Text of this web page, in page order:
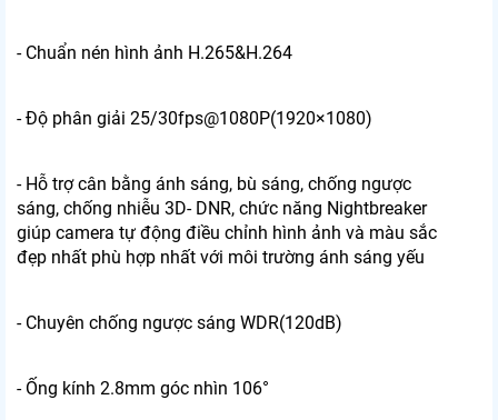
- Chuẩn nén hình ảnh H.265&H.264
- Độ phân giải 25/30fps@1080P(1920×1080)
- Hỗ trợ cân bằng ánh sáng, bù sáng, chống ngược
sáng, chống nhiễu 3D- DNR, chức năng Nightbreaker
giúp camera tự động điều chỉnh hình ảnh và màu sắc
đẹp nhất phù hợp nhất với môi trường ánh sáng yếu
- Chuyên chống ngược sáng WDR(120dB)
- Ống kính 2.8mm góc nhìn 106°